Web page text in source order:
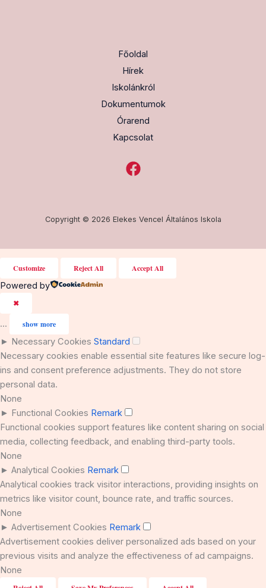
Főoldal
Hírek
Iskolánkról
Dokumentumok
Órarend
Kapcsolat
Copyright © 2026 Elekes Vencel Általános Iskola
Customize Reject All Accept All
Powered by
✖
... show more
► Necessary Cookies Standard
Necessary cookies enable essential site features like secure log-
ins and consent preference adjustments. They do not store
personal data.
None
► Functional Cookies Remark
Functional cookies support features like content sharing on social
media, collecting feedback, and enabling third-party tools.
None
► Analytical Cookies Remark
Analytical cookies track visitor interactions, providing insights on
metrics like visitor count, bounce rate, and traffic sources.
None
► Advertisement Cookies Remark
Advertisement cookies deliver personalized ads based on your
previous visits and analyze the effectiveness of ad campaigns.
None